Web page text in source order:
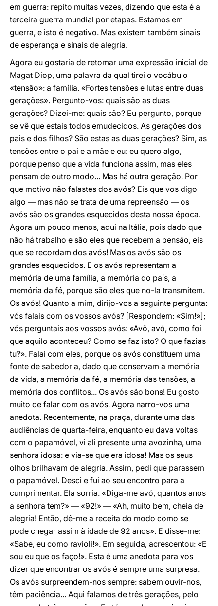
em guerra: repito muitas vezes, dizendo que esta é a
terceira guerra mundial por etapas. Estamos em
guerra, e isto é negativo. Mas existem também sinais
de esperança e sinais de alegria.
Agora eu gostaria de retomar uma expressão inicial de
Magat Diop, uma palavra da qual tirei o vocábulo
«tensão»: a família. «Fortes tensões e lutas entre duas
gerações». Pergunto-vos: quais são as duas
gerações? Dizei-me: quais são? Eu pergunto, porque
se vê que estais todos emudecidos. As gerações dos
pais e dos filhos? São estas as duas gerações? Sim, as
tensões entre o pai e a mãe e eu: eu quero algo,
porque penso que a vida funciona assim, mas eles
pensam de outro modo... Mas há outra geração. Por
que motivo não falastes dos avós? Eis que vos digo
algo — mas não se trata de uma repreensão — os
avós são os grandes esquecidos desta nossa época.
Agora um pouco menos, aqui na Itália, pois dado que
não há trabalho e são eles que recebem a pensão, eis
que se recordam dos avós! Mas os avós são os
grandes esquecidos. E os avós representam a
memória de uma família, a memória do país, a
memória da fé, porque são eles que no-la transmitem.
Os avós! Quanto a mim, dirijo-vos a seguinte pergunta:
vós falais com os vossos avós? [Respondem: «Sim!»];
vós perguntais aos vossos avós: «Avô, avó, como foi
que aquilo aconteceu? Como se faz isto? O que fazias
tu?». Falai com eles, porque os avós constituem uma
fonte de sabedoria, dado que conservam a memória
da vida, a memória da fé, a memória das tensões, a
memória dos conflitos... Os avós são bons! Eu gosto
muito de falar com os avós. Agora narro-vos uma
anedota. Recentemente, na praça, durante uma das
audiências de quarta-feira, enquanto eu dava voltas
com o papamóvel, vi ali presente uma avozinha, uma
senhora idosa: e via-se que era idosa! Mas os seus
olhos brilhavam de alegria. Assim, pedi que parassem
o papamóvel. Desci e fui ao seu encontro para a
cumprimentar. Ela sorria. «Diga-me avó, quantos anos
a senhora tem?» — «92!» — «Ah, muito bem, cheia de
alegria! Então, dê-me a receita do modo como se
pode chegar assim à idade de 92 anos». E disse-me:
«Sabe, eu como ravioli!». Em seguida, acrescentou: «E
sou eu que os faço!». Esta é uma anedota para vos
dizer que encontrar os avós é sempre uma surpresa.
Os avós surpreendem-nos sempre: sabem ouvir-nos,
têm paciência... Aqui falamos de três gerações, pelo